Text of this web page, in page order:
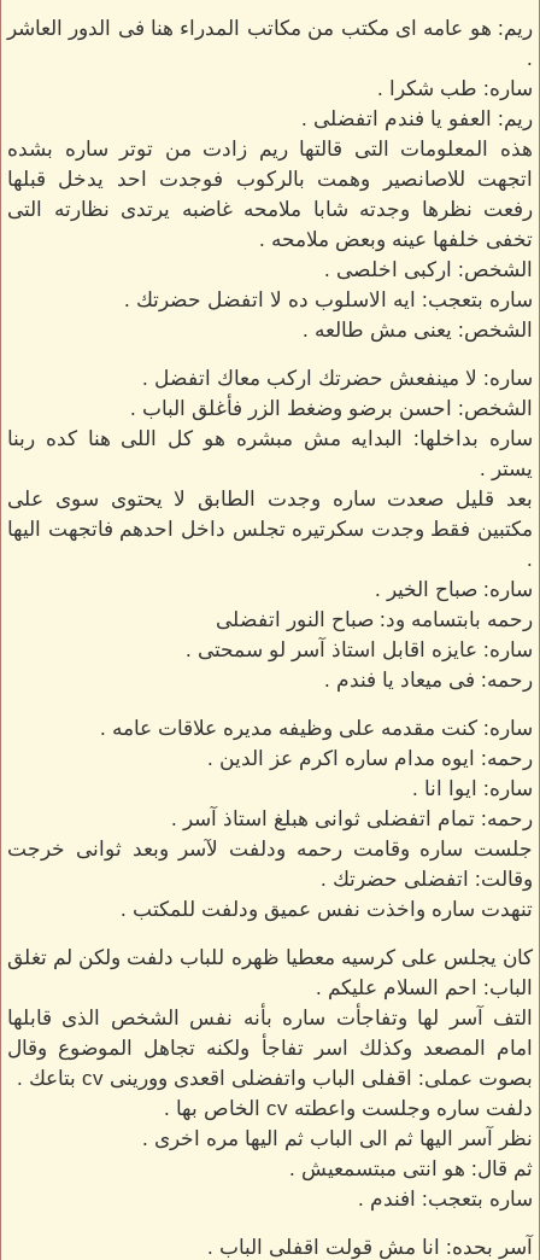
ريم: هو عامه اى مكتب من مكاتب المدراء هنا فى الدور العاشر
.
ساره: طب شكرا .
ريم: العفو يا فندم اتفضلى .
هذه المعلومات التى قالتها ريم زادت من توتر ساره بشده
اتجهت للاصانصير وهمت بالركوب فوجدت احد يدخل قبلها
رفعت نظرها وجدته شابا ملامحه غاضبه يرتدى نظارته التى
تخفى خلفها عينه وبعض ملامحه .
الشخص: اركبى اخلصى .
ساره بتعجب: ايه الاسلوب ده لا اتفضل حضرتك .
الشخص: يعنى مش طالعه .
ساره: لا مينفعش حضرتك اركب معاك اتفضل .
الشخص: احسن برضو وضغط الزر فأغلق الباب .
ساره بداخلها: البدايه مش مبشره هو كل اللى هنا كده ربنا
يستر .
بعد قليل صعدت ساره وجدت الطابق لا يحتوى سوى على
مكتبين فقط وجدت سكرتيره تجلس داخل احدهم فاتجهت اليها
.
ساره: صباح الخير .
رحمه بابتسامه ود: صباح النور اتفضلى
ساره: عايزه اقابل استاذ آسر لو سمحتى .
رحمه: فى ميعاد يا فندم .
ساره: كنت مقدمه على وظيفه مديره علاقات عامه .
رحمه: ايوه مدام ساره اكرم عز الدين .
ساره: ايوا انا .
رحمه: تمام اتفضلى ثوانى هبلغ استاذ آسر .
جلست ساره وقامت رحمه ودلفت لآسر وبعد ثوانى خرجت
وقالت: اتفضلى حضرتك .
تنهدت ساره واخذت نفس عميق ودلفت للمكتب .
كان يجلس على كرسيه معطيا ظهره للباب دلفت ولكن لم تغلق
الباب: احم السلام عليكم .
التف آسر لها وتفاجأت ساره بأنه نفس الشخص الذى قابلها
امام المصعد وكذلك اسر تفاجأ ولكنه تجاهل الموضوع وقال
بصوت عملى: اقفلى الباب واتفضلى اقعدى وورينى cv بتاعك .
دلفت ساره وجلست واعطته cv الخاص بها .
نظر آسر اليها ثم الى الباب ثم اليها مره اخرى .
ثم قال: هو انتى مبتسمعيش .
ساره بتعجب: افندم .
آسر بحده: انا مش قولت اقفلى الباب .